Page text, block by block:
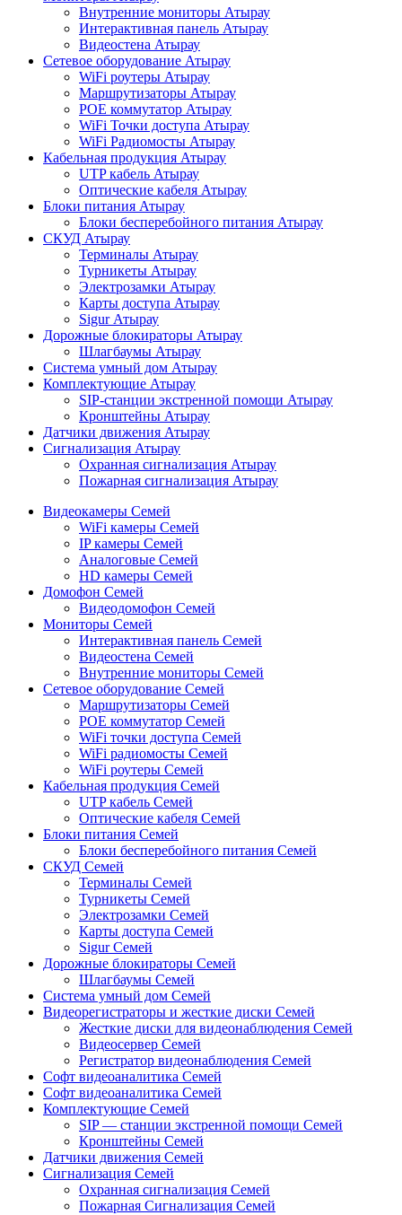
Внутренние мониторы Атырау
Интерактивная панель Атырау
Видеостена Атырау
Сетевое оборудование Атырау
WiFi роутеры Атырау
Маршрутизаторы Атырау
POE коммутатор Атырау
WiFi Точки доступа Атырау
WiFi Радиомосты Атырау
Кабельная продукция Атырау
UTP кабель Атырау
Оптические кабеля Атырау
Блоки питания Атырау
Блоки бесперебойного питания Атырау
СКУД Атырау
Терминалы Атырау
Турникеты Атырау
Электрозамки Атырау
Карты доступа Атырау
Sigur Атырау
Дорожные блокираторы Атырау
Шлагбаумы Атырау
Система умный дом Атырау
Комплектующие Атырау
SIP-станции экстренной помощи Атырау
Кронштейны Атырау
Датчики движения Атырау
Сигнализация Атырау
Охранная сигнализация Атырау
Пожарная сигнализация Атырау
Видеокамеры Семей
WiFi камеры Семей
IP камеры Семей
Аналоговые Семей
HD камеры Семей
Домофон Семей
Видеодомофон Семей
Мониторы Семей
Интерактивная панель Семей
Видеостена Семей
Внутренние мониторы Семей
Сетевое оборудование Семей
Маршрутизаторы Семей
POE коммутатор Семей
WiFi точки доступа Семей
WiFi радиомосты Семей
WiFi роутеры Семей
Кабельная продукция Семей
UTP кабель Семей
Оптические кабеля Семей
Блоки питания Семей
Блоки бесперебойного питания Семей
СКУД Семей
Терминалы Семей
Турникеты Семей
Электрозамки Семей
Карты доступа Семей
Sigur Семей
Дорожные блокираторы Семей
Шлагбаумы Семей
Система умный дом Семей
Видеорегистраторы и жесткие диски Семей
Жесткие диски для видеонаблюдения Семей
Видеосервер Семей
Регистратор видеонаблюдения Семей
Софт видеоаналитика Семей
Софт видеоаналитика Семей
Комплектующие Семей
SIP — станции экстренной помощи Семей
Кронштейны Семей
Датчики движения Семей
Сигнализация Семей
Охранная сигнализация Семей
Пожарная Сигнализация Семей